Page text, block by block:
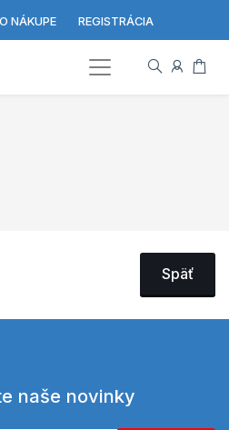
O NÁKUPE REGISTRÁCIA
Späť
naše novinky